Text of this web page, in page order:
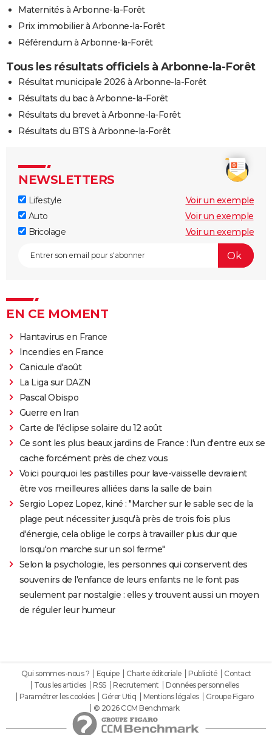
Maternités à Arbonne-la-Forêt
Prix immobilier à Arbonne-la-Forêt
Référendum à Arbonne-la-Forêt
Tous les résultats officiels à Arbonne-la-Forêt
Résultat municipale 2026 à Arbonne-la-Forêt
Résultats du bac à Arbonne-la-Forêt
Résultats du brevet à Arbonne-la-Forêt
Résultats du BTS à Arbonne-la-Forêt
NEWSLETTERS
Lifestyle
Voir un exemple
Auto
Voir un exemple
Bricolage
Voir un exemple
EN CE MOMENT
Hantavirus en France
Incendies en France
Canicule d'août
La Liga sur DAZN
Pascal Obispo
Guerre en Iran
Carte de l'éclipse solaire du 12 août
Ce sont les plus beaux jardins de France : l'un d'entre eux se
cache forcément près de chez vous
Voici pourquoi les pastilles pour lave-vaisselle devraient
être vos meilleures alliées dans la salle de bain
Sergio Lopez Lopez, kiné : "Marcher sur le sable sec de la
plage peut nécessiter jusqu'à près de trois fois plus
d'énergie, cela oblige le corps à travailler plus dur que
lorsqu'on marche sur un sol ferme"
Selon la psychologie, les personnes qui conservent des
souvenirs de l'enfance de leurs enfants ne le font pas
seulement par nostalgie : elles y trouvent aussi un moyen
de réguler leur humeur
Qui sommes-nous ? Equipe Charte éditoriale Publicité
Contact
Tous les articles
RSS Recrutement
Données personnelles
Paramétrer les cookies
Gérer Utiq Mentions légales
Groupe Figaro
© 2026 CCM Benchmark